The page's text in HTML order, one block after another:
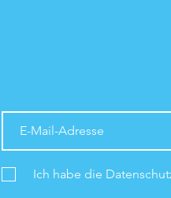
Ich habe die